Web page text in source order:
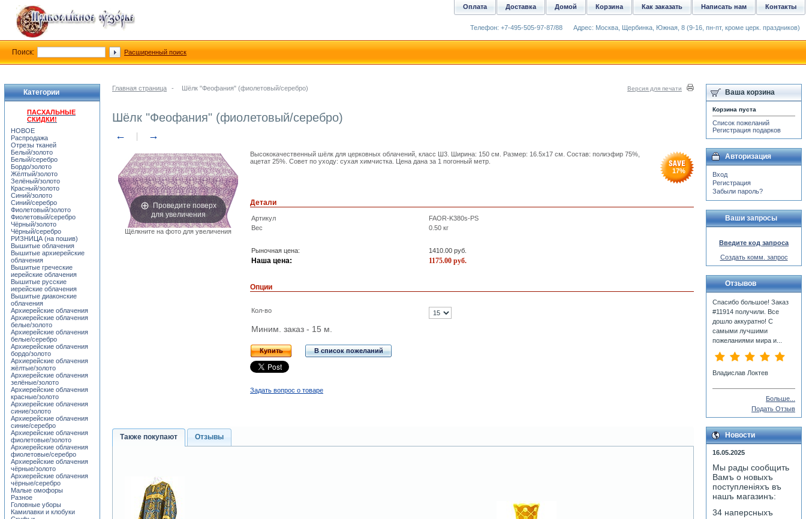
Главная страница - Шёлк "Феофания" (фиолетовый/серебро) Версия для печати
Шёлк "Феофания" (фиолетовый/серебро)
← →
Проведите поверх
для увеличения
Щёлкните на фото для увеличения
Высококачественный шёлк для церковных облачений, класс Ш3. Ширина: 150 см. Размер: 16.5x17 см. Состав: полиэфир 75%,
ацетат 25%. Совет по уходу: сухая химчистка. Цена дана за 1 погонный метр.
17%
Детали
Артикул
FAOR-K380s-PS
Вес
0.50 кг
Рыночная цена: 1410.00 руб.
Наша цена: 1175.00 руб.
Опции
Кол-во
Миним. заказ - 15 м.
Купить В список пожеланий
Задать вопрос о товаре
Также покупают Отзывы
Категории
ПАСХАЛЬНЫЕ
СКИДКИ!
НОВОЕ
Распродажа
Отрезы тканей
Белый/золото
Белый/серебро
Бордо/золото
Жёлтый/золото
Зелёный/золото
Красный/золото
Синий/золото
Синий/серебро
Фиолетовый/золото
Фиолетовый/серебро
Чёрный/золото
Чёрный/серебро
РИЗНИЦА (на пошив)
Вышитые облачения
Вышитые архиерейские
облачения
Вышитые греческие
иерейские облачения
Вышитые русские
иерейские облачения
Вышитые диаконские
облачения
Архиерейские облачения
Архиерейские облачения
белые/золото
Архиерейские облачения
белые/серебро
Архиерейские облачения
бордо/золото
Архиерейские облачения
жёлтые/золото
Архиерейские облачения
зелёные/золото
Архиерейские облачения
красные/золото
Архиерейские облачения
синие/золото
Архиерейские облачения
синие/серебро
Архиерейские облачения
фиолетовые/золото
Архиерейские облачения
фиолетовые/серебро
Архиерейские облачения
чёрные/золото
Архиерейские облачения
чёрные/серебро
Малые омофоры
Разное
Головные уборы
Камилавки и клобуки
Ваша корзина
Корзина пуста
Список пожеланий
Регистрация подарков
Авторизация
Вход
Регистрация
Забыли пароль?
Ваши запросы
Введите код запроса
Создать комм. запрос
Отзывов
Спасибо большое! Заказ
#11914 получили. Все
дошло аккуратно! С
самыми лучшими
пожеланиями мира и...
Владислав Локтев
Больше...
Подать Отзыв
Новости
16.05.2025
Мы рады сообщить
Вамъ о новыхъ
поступленiяхъ въ
нашъ магазинъ:
34 наперсныхъ
Контакты
Написать нам
Как заказать
Корзина
Домой
Доставка
Оплата
Телефон: +7-495-505-97-87/88 Адрес: Москва, Щербинка, Южная, 8 (9-16, пн-пт, кроме церк. праздников)
Поиск: Расширенный поиск